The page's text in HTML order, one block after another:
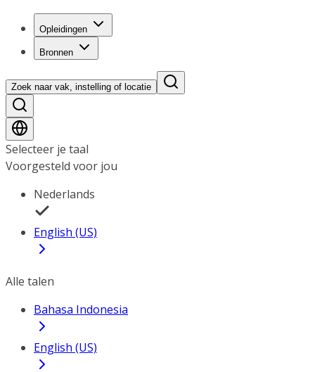
Opleidingen
Bronnen
Zoek naar vak, instelling of locatie
Selecteer je taal
Voorgesteld voor jou
Nederlands
English (US)
Alle talen
Bahasa Indonesia
English (US)